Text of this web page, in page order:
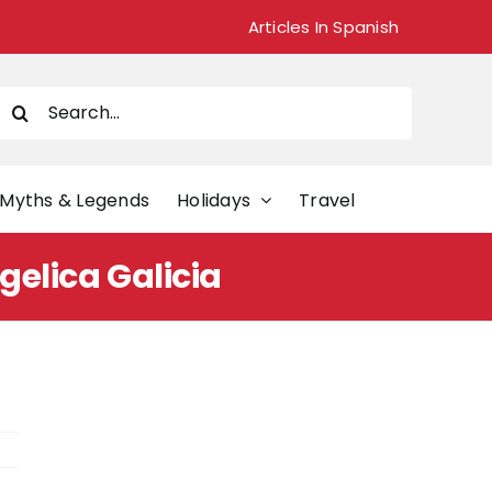
Articles In Spanish
Myths & Legends Holidays Travel
Galicia